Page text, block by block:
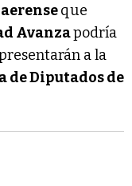
que
Avanzapodría
a la
de Diputados de